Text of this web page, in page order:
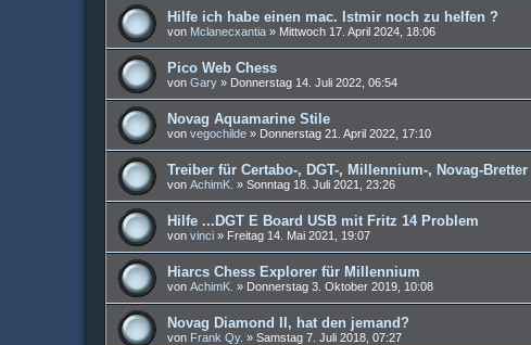
Hilfe ich habe einen mac. Istmir noch zu helfen ?
von Mclanecxantia » Mittwoch 17. April 2024, 18:06
Pico Web Chess
von Gary » Donnerstag 14. Juli 2022, 06:54
Novag Aquamarine Stile
von vegochilde » Donnerstag 21. April 2022, 17:10
Treiber für Certabo-, DGT-, Millennium-, Novag-Bretter
von AchimK. » Sonntag 18. Juli 2021, 23:26
Hilfe ...DGT E Board USB mit Fritz 14 Problem
von vinci » Freitag 14. Mai 2021, 19:07
Hiarcs Chess Explorer für Millennium
von AchimK. » Donnerstag 3. Oktober 2019, 10:08
Novag Diamond II, hat den jemand?
von Frank Qy. » Samstag 7. Juli 2018, 07:27